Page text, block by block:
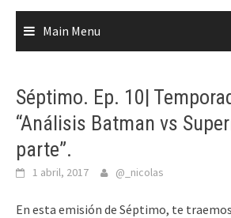
Main Menu
Séptimo. Ep. 10|
“Análisis Batman vs
parte”.
1 abril, 2017 @_nicolas
En esta emisión de Séptimo, te